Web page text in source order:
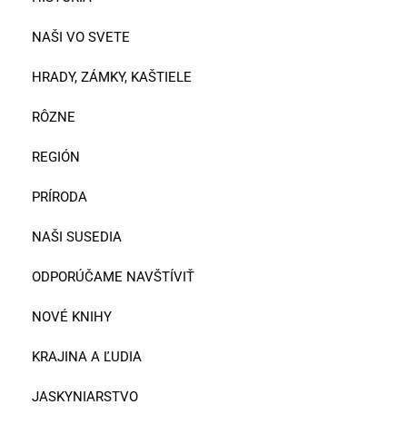
NAŠI VO SVETE
HRADY, ZÁMKY, KAŠTIELE
RÔZNE
REGIÓN
PRÍRODA
NAŠI SUSEDIA
ODPORÚČAME NAVŠTÍVIŤ
NOVÉ KNIHY
KRAJINA A ĽUDIA
JASKYNIARSTVO